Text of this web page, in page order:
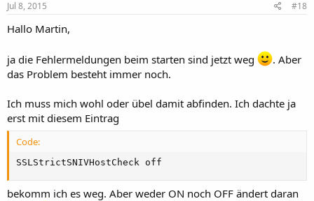
Jul 8, 2015 #18
Hallo Martin,
ja die Fehlermeldungen beim starten sind jetzt weg
. Aber
das Problem besteht immer noch.
Ich muss mich wohl oder übel damit abfinden. Ich dachte ja
erst mit diesem Eintrag
Code:
SSLStrictSNIVHostCheck off
bekomm ich es weg. Aber weder ON noch OFF ändert daran